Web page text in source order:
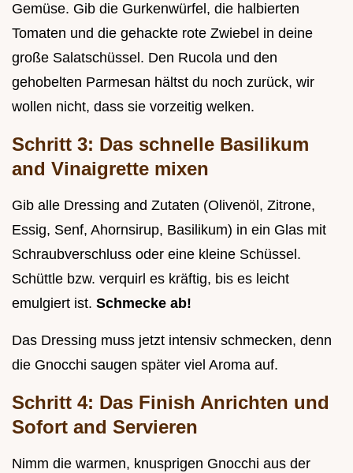
Gemüse. Gib die Gurkenwürfel, die halbierten
Tomaten und die gehackte rote Zwiebel in deine
große Salatschüssel. Den Rucola und den
gehobelten Parmesan hältst du noch zurück, wir
wollen nicht, dass sie vorzeitig welken.
Schritt 3: Das schnelle Basilikum
and Vinaigrette mixen
Gib alle Dressing and Zutaten (Olivenöl, Zitrone,
Essig, Senf, Ahornsirup, Basilikum) in ein Glas mit
Schraubverschluss oder eine kleine Schüssel.
Schüttle bzw. verquirl es kräftig, bis es leicht
emulgiert ist. Schmecke ab!
Das Dressing muss jetzt intensiv schmecken, denn
die Gnocchi saugen später viel Aroma auf.
Schritt 4: Das Finish Anrichten und
Sofort and Servieren
Nimm die warmen, knusprigen Gnocchi aus der